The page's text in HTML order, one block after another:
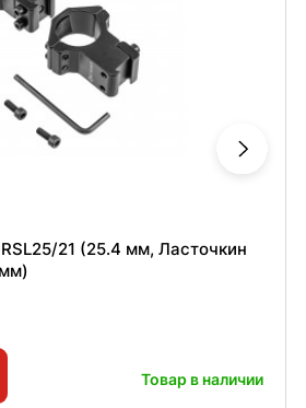
21 (25.4 мм, Ласточкин
Товар в наличии